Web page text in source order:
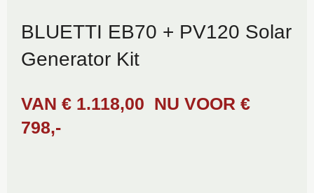
BLUETTI EB70 + PV120 Solar
Generator Kit
VAN € 1.118,00 NU VOOR €
798,-